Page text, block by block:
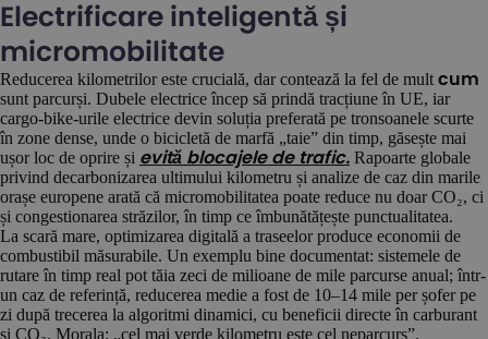
Electrificare inteligentă și
micromobilitate
Reducerea kilometrilor este crucială, dar contează la fel de mult cum
sunt parcurși. Dubele electrice încep să prindă tracțiune în UE, iar
cargo-bike-urile electrice devin soluția preferată pe tronsoanele scurte
în zone dense, unde o bicicletă de marfă „taie” din timp, găsește mai
ușor loc de oprire și evită blocajele de trafic. Rapoarte globale
privind decarbonizarea ultimului kilometru și analize de caz din marile
orașe europene arată că micromobilitatea poate reduce nu doar CO₂, ci
și congestionarea străzilor, în timp ce îmbunătățește punctualitatea.
La scară mare, optimizarea digitală a traseelor produce economii de
combustibil măsurabile. Un exemplu bine documentat: sistemele de
rutare în timp real pot tăia zeci de milioane de mile parcurse anual; într-
un caz de referință, reducerea medie a fost de 10–14 mile per șofer pe
zi după trecerea la algoritmi dinamici, cu beneficii directe în carburant
și CO₂. Morala: „cel mai verde kilometru este cel neparcurs”.